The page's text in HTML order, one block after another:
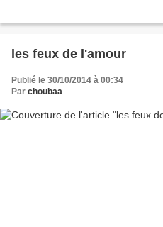
les feux de l'amour
Publié le 30/10/2014 à 00:34
Par choubaa